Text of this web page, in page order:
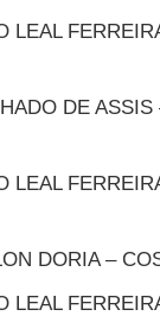
LEAL
DE ASSIS
LEAL
DORIA –
LEAL